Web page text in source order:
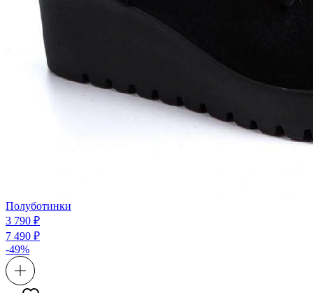
Полуботинки
3 790 ₽
7 490 ₽
-49%